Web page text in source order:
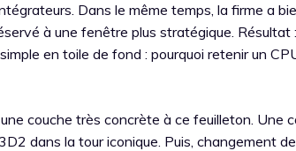
Dans le même temps, la firme a
à une fenêtre plus stratégique. Résultat :
en toile de fond : pourquoi retenir un
couche très concrète à ce feuilleton. Une
dans la tour iconique. Puis, changement